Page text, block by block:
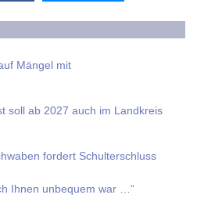
Mängel mit
soll ab 2027 auch im Land­kreis
fordert Schulterschluss
Ihnen unbequem war …“